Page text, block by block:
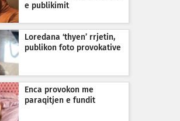
e publikimit
Loredana ‘thyen’ rrjetin,
publikon foto provokative
Enca provokon me
paraqitjen e fundit